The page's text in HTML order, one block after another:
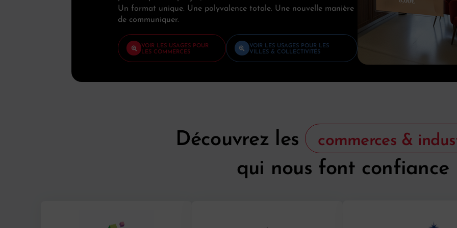
Un format unique. Une polyvalence totale. Une nouvelle manière
de communiquer.
VOIR LES USAGES POUR
LES COMMERCES
VOIR LES USAGES POUR LES
VILLES & COLLECTIVITÉS
Découvrez les commerces &
qui nous font confiance